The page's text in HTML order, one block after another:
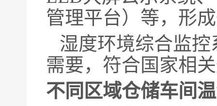
管理平台）等，形
湿度环境综合监
需要，符合国家相
不同区域仓储车间